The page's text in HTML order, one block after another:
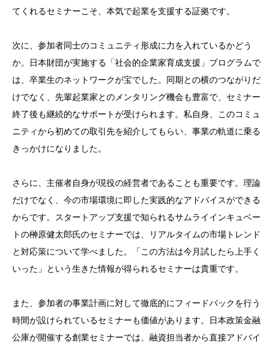
てくれるセミナーこそ、本気で起業を支援する証拠です。
次に、参加者同士のコミュニティ形成に力を入れているかどう
か。日本財団が実施する「社会的企業家育成支援」プログラムで
は、卒業生のネットワークが宝でした。同期との横のつながりだ
けでなく、先輩起業家とのメンタリング機会も豊富で、セミナー
終了後も継続的なサポートが受けられます。私自身、このコミュ
ニティから初めての取引先を紹介してもらい、事業の軌道に乗る
きっかけになりました。
さらに、主催者自身が現役の経営者であることも重要です。理論
だけでなく、今の市場環境に即した実践的なアドバイスができる
からです。スタートアップ支援で知られるサムライインキュベー
トの榊原健太郎氏のセミナーでは、リアルタイムの市場トレンド
と対応策について学べました。「この方法は今月試したら上手く
いった」という生きた情報が得られるセミナーは貴重です。
また、参加者の事業計画に対して徹底的にフィードバックを行う
時間が設けられているセミナーも価値があります。日本政策金融
公庫が開催する創業セミナーでは、融資担当者から直接アドバイ